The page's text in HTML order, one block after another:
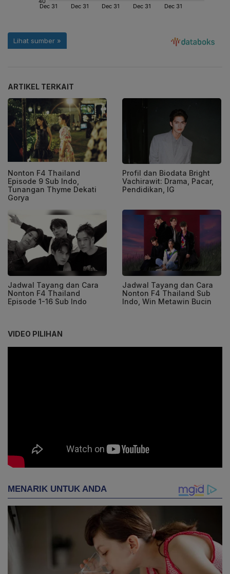
ARTIKEL TERKAIT
Nonton F4 Thailand
Episode 9 Sub Indo,
Tunangan Thyme Dekati
Gorya
Profil dan Biodata Bright
Vachirawit: Drama, Pacar,
Pendidikan, IG
Jadwal Tayang dan Cara
Nonton F4 Thailand
Episode 1-16 Sub Indo
Jadwal Tayang dan Cara
Nonton F4 Thailand Sub
Indo, Win Metawin Bucin
VIDEO PILIHAN